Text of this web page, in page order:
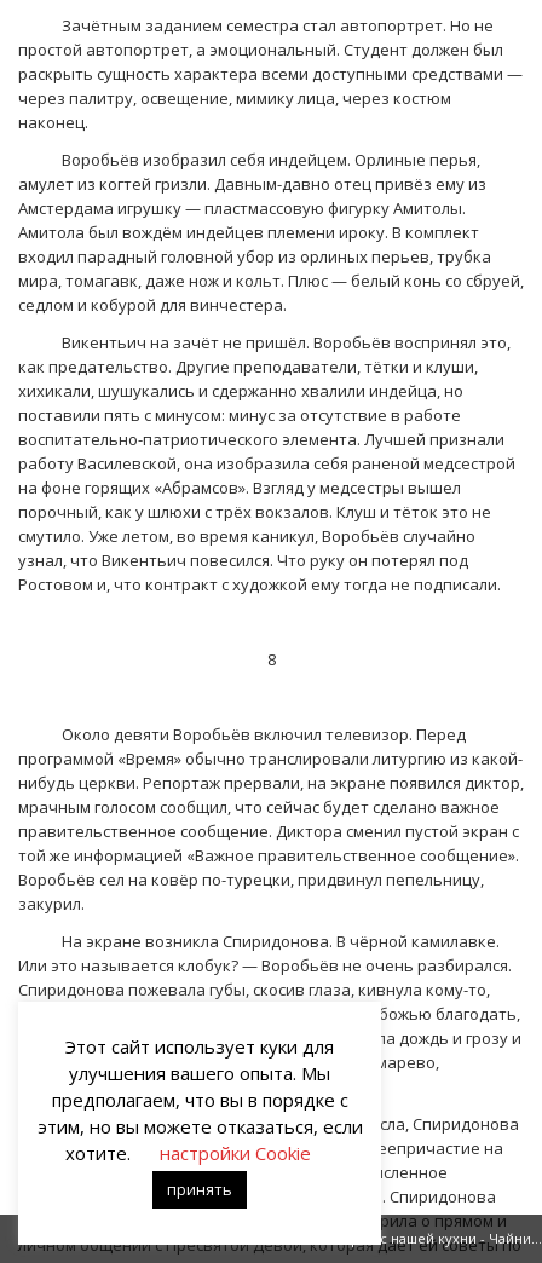
Зачётным заданием семестра стал автопортрет. Но не
простой автопортрет, а эмоциональный. Студент должен был
раскрыть сущность характера всеми доступными средствами —
через палитру, освещение, мимику лица, через костюм
наконец.
Воробьёв изобразил себя индейцем. Орлиные перья,
амулет из когтей гризли. Давным-давно отец привёз ему из
Амстердама игрушку — пластмассовую фигурку Амитолы.
Амитола был вождём индейцев племени ироку. В комплект
входил парадный головной убор из орлиных перьев, трубка
мира, томагавк, даже нож и кольт. Плюс — белый конь со сбруей,
седлом и кобурой для винчестера.
Викентьич на зачёт не пришёл. Воробьёв воспринял это,
как предательство. Другие преподаватели, тётки и клуши,
хихикали, шушукались и сдержанно хвалили индейца, но
поставили пять с минусом: минус за отсутствие в работе
воспитательно-патриотического элемента. Лучшей признали
работу Василевской, она изобразила себя раненой медсестрой
на фоне горящих «Абрамсов». Взгляд у медсестры вышел
порочный, как у шлюхи с трёх вокзалов. Клуш и тёток это не
смутило. Уже летом, во время каникул, Воробьёв случайно
узнал, что Викентьич повесился. Что руку он потерял под
Ростовом и, что контракт с художкой ему тогда не подписали.
8
Около девяти Воробьёв включил телевизор. Перед
программой «Время» обычно транслировали литургию из какой-
нибудь церкви. Репортаж прервали, на экране появился диктор,
мрачным голосом сообщил, что сейчас будет сделано важное
правительственное сообщение. Диктора сменил пустой экран с
той же информацией «Важное правительственное сообщение».
Воробьёв сел на ковёр по-турецки, придвинул пепельницу,
закурил.
На экране возникла Спиридонова. В чёрной камилавке.
Или это называется клобук? — Воробьёв не очень разбирался.
Спиридонова пожевала губы, скосив глаза, кивнула кому-то,
кашлянула и начала говорить. Про молебен и божью благодать,
про Богородицу, что услышала нас и ниспослала дождь и грозу и
тем спасла святую землю православную. Про марево,
накрывшее Москву, разумеется, речь не шла.
Постепенно Воробьёв потерял нить смысла, Спиридонова
продолжала говорить, она громоздила одно деепричастие на
другое, речь превратилась в мантру, в бессмысленное
заклинание, напичканное церковным сленгом. Спиридонова
была бледна, бледнее обычного, она уже говорила о прямом и
личном общении с Пресвятой Девой, которая даёт ей советы по Истории с нашей кухни - Чайник на пенсии
Этот сайт использует куки для
улучшения вашего опыта. Мы
предполагаем, что вы в порядке с
этим, но вы можете отказаться, если
хотите.
настройки Cookie
принять